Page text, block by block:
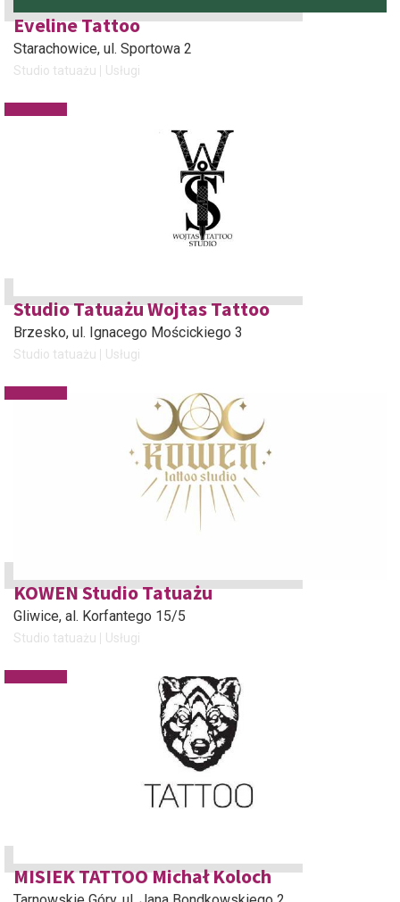
Eveline Tattoo
Starachowice, ul. Sportowa 2
Studio tatuażu Usługi
Studio Tatuażu Wojtas Tattoo
Brzesko, ul. Ignacego Mościckiego 3
Studio tatuażu Usługi
KOWEN Studio Tatuażu
Gliwice, al. Korfantego 15/5
Studio tatuażu Usługi
MISIEK TATTOO Michał Koloch